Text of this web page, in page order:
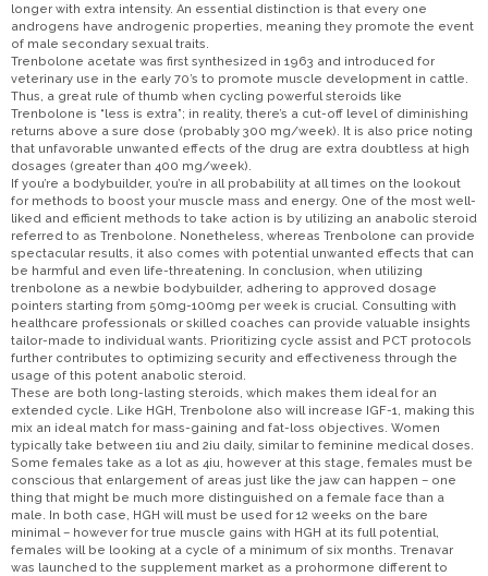
longer with extra intensity. An essential distinction is that every one
androgens have androgenic properties, meaning they promote the event
of male secondary sexual traits.
Trenbolone acetate was first synthesized in 1963 and introduced for
veterinary use in the early 70’s to promote muscle development in cattle.
Thus, a great rule of thumb when cycling powerful steroids like
Trenbolone is “less is extra”; in reality, there’s a cut-off level of diminishing
returns above a sure dose (probably 300 mg/week). It is also price noting
that unfavorable unwanted effects of the drug are extra doubtless at high
dosages (greater than 400 mg/week).
If you’re a bodybuilder, you’re in all probability at all times on the lookout
for methods to boost your muscle mass and energy. One of the most well-
liked and efficient methods to take action is by utilizing an anabolic steroid
referred to as Trenbolone. Nonetheless, whereas Trenbolone can provide
spectacular results, it also comes with potential unwanted effects that can
be harmful and even life-threatening. In conclusion, when utilizing
trenbolone as a newbie bodybuilder, adhering to approved dosage
pointers starting from 50mg-100mg per week is crucial. Consulting with
healthcare professionals or skilled coaches can provide valuable insights
tailor-made to individual wants. Prioritizing cycle assist and PCT protocols
further contributes to optimizing security and effectiveness through the
usage of this potent anabolic steroid.
These are both long-lasting steroids, which makes them ideal for an
extended cycle. Like HGH, Trenbolone also will increase IGF-1, making this
mix an ideal match for mass-gaining and fat-loss objectives. Women
typically take between 1iu and 2iu daily, similar to feminine medical doses.
Some females take as a lot as 4iu, however at this stage, females must be
conscious that enlargement of areas just like the jaw can happen – one
thing that might be much more distinguished on a female face than a
male. In both case, HGH will must be used for 12 weeks on the bare
minimal – however for true muscle gains with HGH at its full potential,
females will be looking at a cycle of a minimum of six months. Trenavar
was launched to the supplement market as a prohormone different to